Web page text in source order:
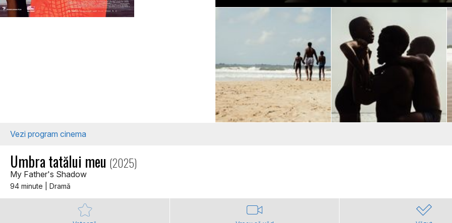
Vezi program cinema
Umbra tatălui meu (2025)
My Father's Shadow
94 minute | Dramă